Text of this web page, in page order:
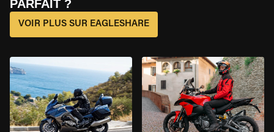
PARFAIT ?
VOIR PLUS SUR EAGLESHARE